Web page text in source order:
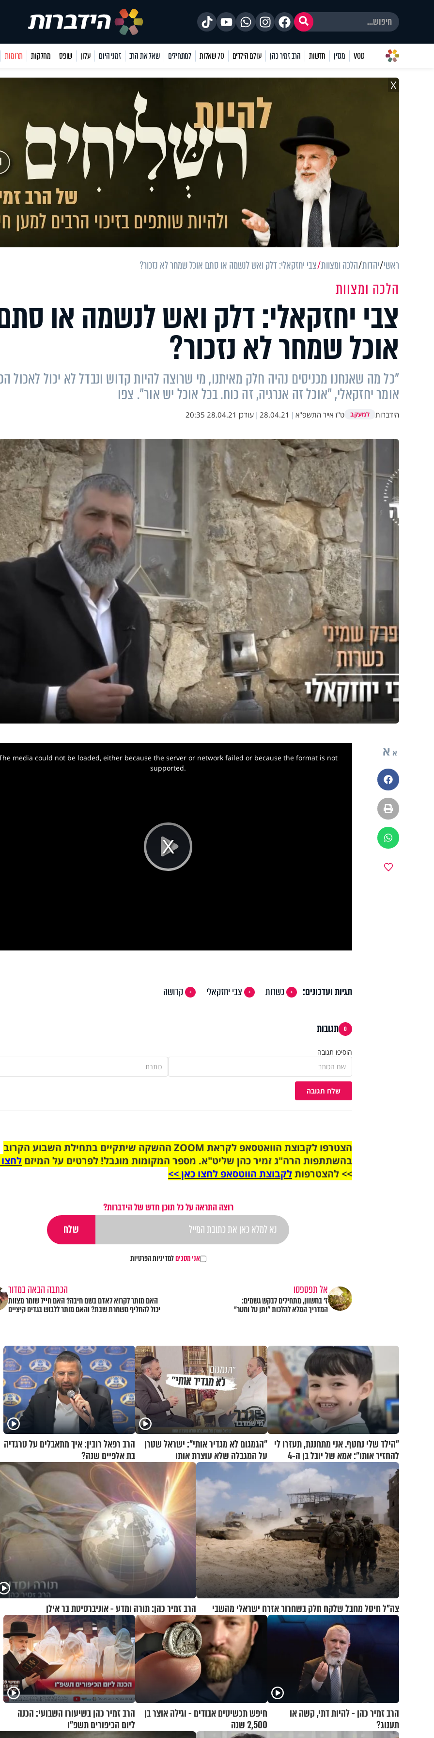
VOD מגזין חדשות הרב זמיר כהן עולם הילדים 70 שאלות למתחילים שאל את הרב זמני היום עלון שופס מחלקות תרומות
X
ראשי יהדות הלכה ומצוות צבי יחזקאלי: דלק ואש לנשמה או סתם אוכל שמחר לא נזכור?
הלכה ומצוות
צבי יחזקאלי: דלק ואש לנשמה או
אוכל שמחר לא נזכור?
"כל מה שאנחנו מכניסים נהיה חלק מאיתנו, מי שרוצה להיות קדוש ונבדל לא יכול לאכול
אומר יחזקאלי, "אוכל זה אנרגיה, זה כוח. בכל אוכל יש אור". צפו
הידברות למעקב ט"ז אייר התשפ"א |
28.04.21
| עודכן 28.04.21 20:35
א א
פייסבוק
הדפסה
ווטסאפ
Play
media could not be loaded, either because the server or network failed or because the format is not
supported.
תגיות ועדכונים: כשרות צבי יחזקאלי קדושה
0 תגובות
הוסיפו תגובה
שלח תגובה
הצטרפו לקבוצת הוואטסאפ לקראת ZOOM ההשקה שיתקיים בתחילת השבוע הקרוב
בהשתתפות הרה"ג זמיר כהן שליט"א. מספר המקומות מוגבל! לפרטים על המיזם
>> להצטרפותלקבוצת הווטסאפ לחצו כאן >>
רוצה התראה על כל תוכן חדש של הידברות?
אני מסכיםלמדיניות הפרטיות
אל תפספסו
ז' בחשוון, מתחילים לבקש גשמים:
המדריך המלא להלכות "ותן טל ומטר"
הכתבה הבאה במדור
האם מותר לקרוא לאדם בשם חיבה? האם חייל שומר מצוות
יכול להחליף משמרת שבת? והאם מותר ללבוש בגדים קיציים
"הילד שלי נחטף. אני מתחננת, תעזרו לי
להחזיר אותו": אמא של יובל בן ה-4
בריאיון דומע
"הגמגום לא מגדיר אותי": ישראל שטרן
על המגבלה שלא עוצרת אותו
הרב רפאל רובין: איך מתאבלים על טרגדיה
בת אלפיים שנה?
צה"ל חיסל מחבל שלקח חלק בשחרור אזרח ישראלי מהשבי הרב זמיר כהן: תורה ומדע - אוניברסיטת בר אילן
הרב זמיר כהן - להיות דתי, קשה או
תענוג?
חיפש תכשיטים אבודים - וגילה אוצר בן
2,500 שנה
הרב זמיר כהן בשיעורו השבועי: הכנה
ליום הכיפורים תשפ"ו